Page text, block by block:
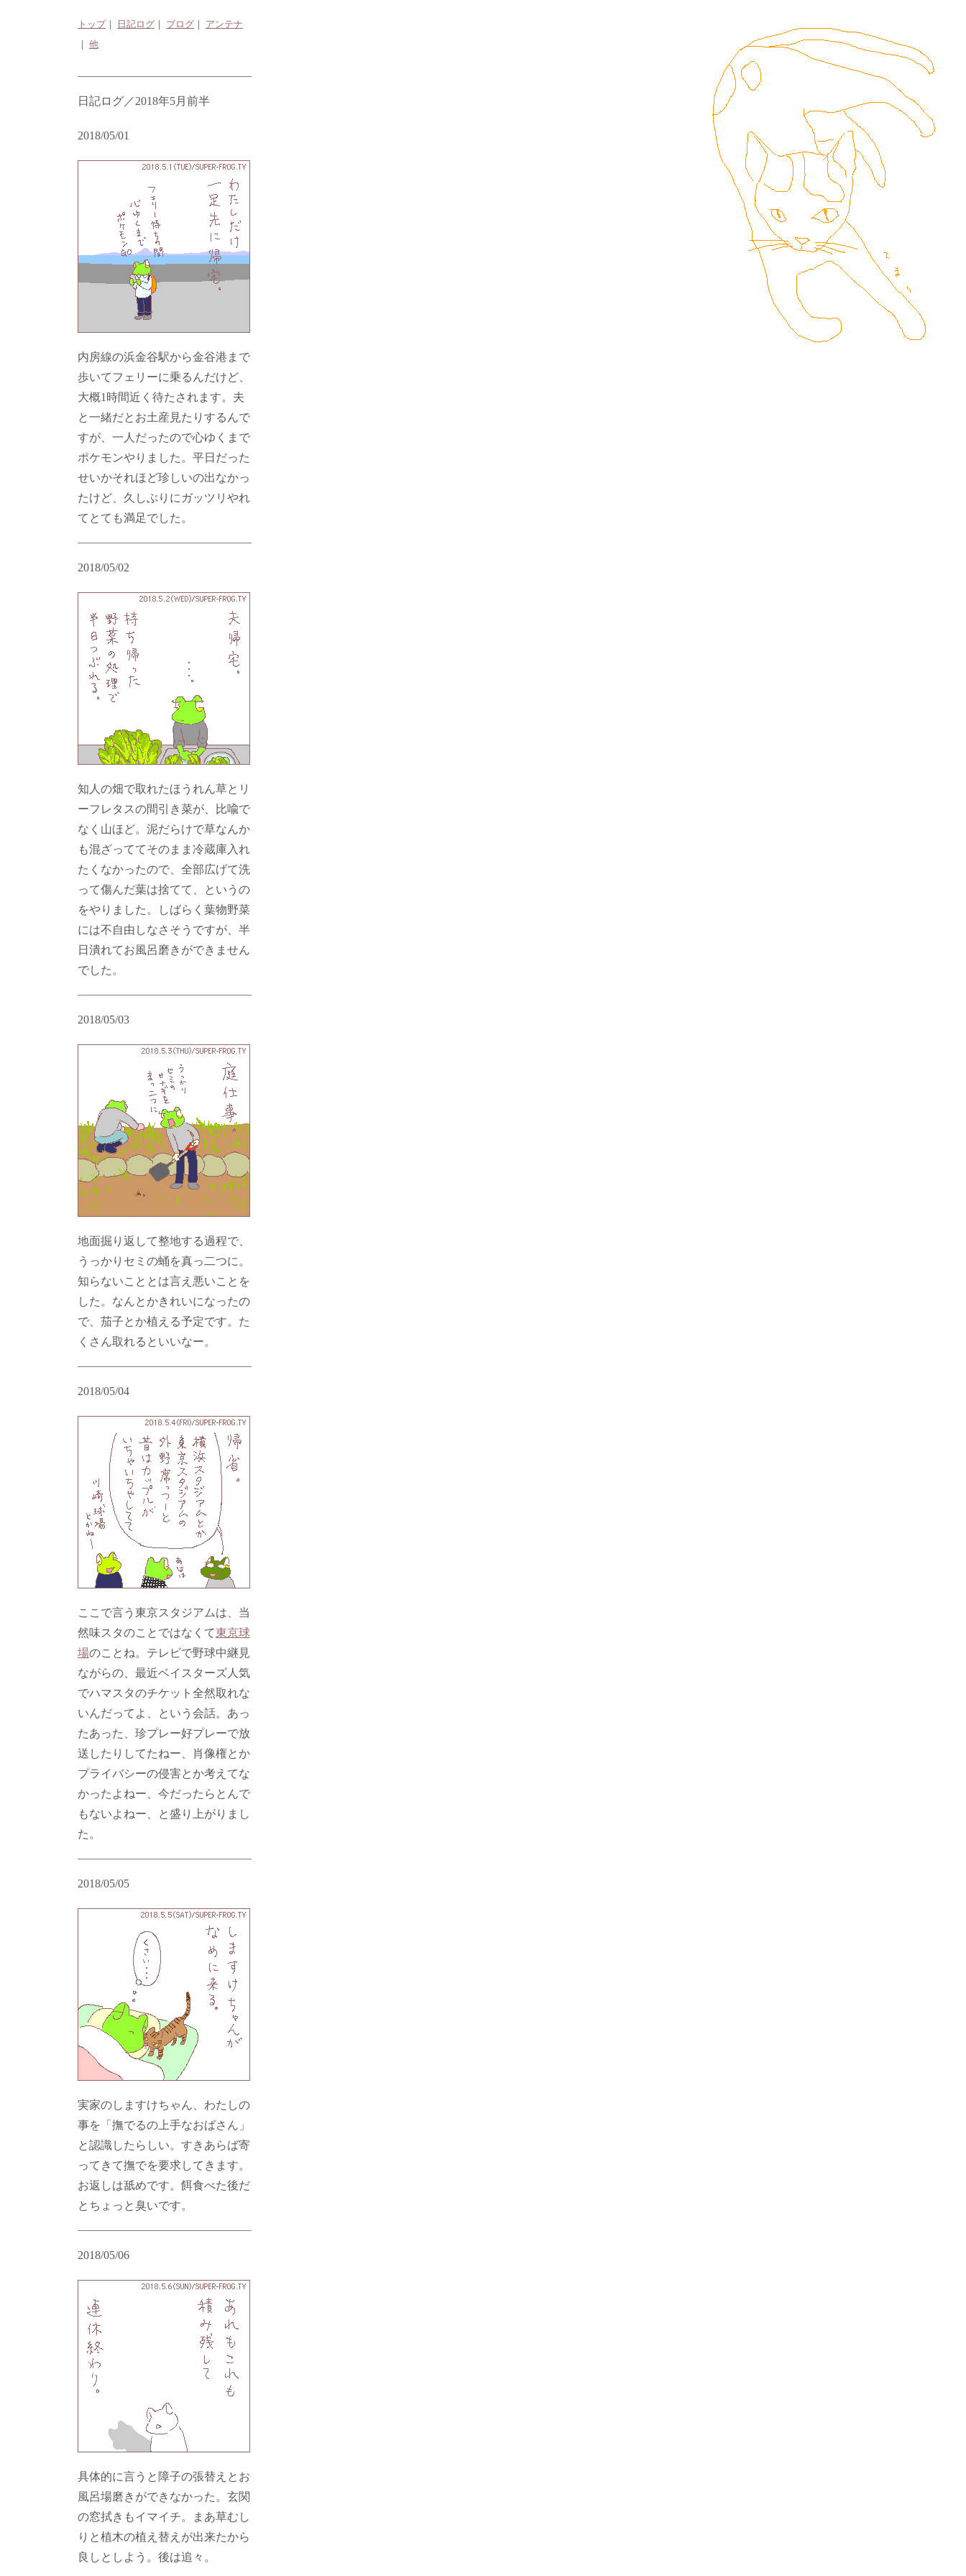
トップ｜ 日記ログ ｜ ブログ ｜ アンテナ
｜ 他
日記ログ／2018年5月前半
2018/05/01
内房線の浜金谷駅から金谷港まで
歩いてフェリーに乗るんだけど、
大概1時間近く待たされます。夫
と一緒だとお土産見たりするんで
すが、一人だったので心ゆくまで
ポケモンやりました。平日だった
せいかそれほど珍しいの出なかっ
たけど、久しぶりにガッツリやれ
てとても満足でした。
2018/05/02
知人の畑で取れたほうれん草とリ
ーフレタスの間引き菜が、比喩で
なく山ほど。泥だらけで草なんか
も混ざっててそのまま冷蔵庫入れ
たくなかったので、全部広げて洗
って傷んだ葉は捨てて、というの
をやりました。しばらく葉物野菜
には不自由しなさそうですが、半
日潰れてお風呂磨きができません
でした。
2018/05/03
地面掘り返して整地する過程で、
うっかりセミの蛹を真っ二つに。
知らないこととは言え悪いことを
した。なんとかきれいになったの
で、茄子とか植える予定です。た
くさん取れるといいなー。
2018/05/04
ここで言う東京スタジアムは、当
然味スタのことではなくて東京球
場のことね。テレビで野球中継見
ながらの、最近ベイスターズ人気
でハマスタのチケット全然取れな
いんだってよ、という会話。あっ
たあった、珍プレー好プレーで放
送したりしてたねー、肖像権とか
プライバシーの侵害とか考えてな
かったよねー、今だったらとんで
もないよねー、と盛り上がりまし
た。
2018/05/05
実家のしますけちゃん、わたしの
事を「撫でるの上手なおばさん」
と認識したらしい。すきあらば寄
ってきて撫でを要求してきます。
お返しは舐めです。餌食べた後だ
とちょっと臭いです。
2018/05/06
具体的に言うと障子の張替えとお
風呂場磨きができなかった。玄関
の窓拭きもイマイチ。まあ草むし
りと植木の植え替えが出来たから
良しとしよう。後は追々。